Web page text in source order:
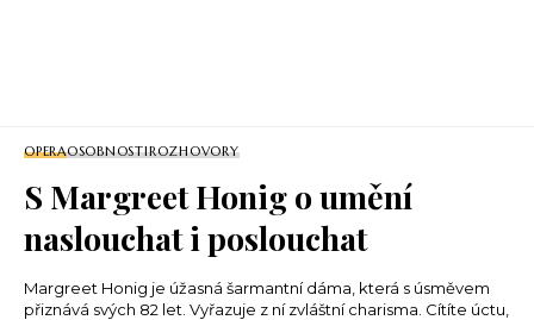
OPERAOSOBNOSTIROZHOVORY
S Margreet Honig o umění
naslouchat i poslouchat
Margreet Honig je úžasná šarmantní dáma, která s úsměvem
přiznává svých 82 let. Vyřazuje z ní zvláštní charisma. Cítíte úctu,